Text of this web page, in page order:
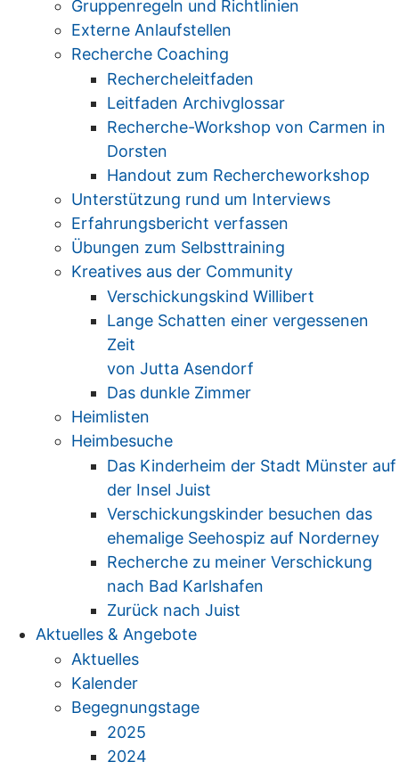
Gruppenregeln und Richtlinien
Externe Anlaufstellen
Recherche Coaching
Rechercheleitfaden
Leitfaden Archivglossar
Recherche-Workshop von Carmen in
Dorsten
Handout zum Rechercheworkshop
Unterstützung rund um Interviews
Erfahrungsbericht verfassen
Übungen zum Selbsttraining
Kreatives aus der Community
Verschickungskind Willibert
Lange Schatten einer vergessenen
Zeit
von Jutta Asendorf
Das dunkle Zimmer
Heimlisten
Heimbesuche
Das Kinderheim der Stadt Münster auf
der Insel Juist
Verschickungskinder besuchen das
ehemalige Seehospiz auf Norderney
Recherche zu meiner Verschickung
nach Bad Karlshafen
Zurück nach Juist
Aktuelles & Angebote
Aktuelles
Kalender
Begegnungstage
2025
2024